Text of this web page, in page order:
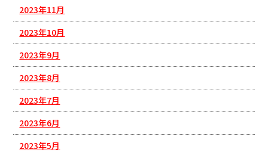
2023年11月
2023年10月
2023年9月
2023年8月
2023年7月
2023年6月
2023年5月